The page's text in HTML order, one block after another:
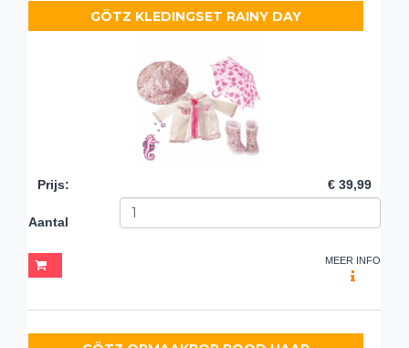
GÖTZ KLEDINGSET RAINY DAY
Prijs: € 39,99
Aantal
MEER INFO